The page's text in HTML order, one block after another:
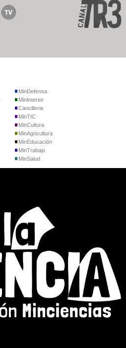
MinDefensa
MinInterior
Cancilleria
MinTIC
MinCultura
MinAgricultura
MinEducación
MinTrabajo
MinSalud